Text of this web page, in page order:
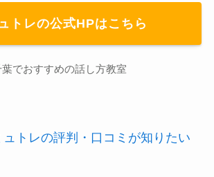
トレの公式HPはこちら
葉でおすすめの話し方教室
ュトレの評判・口コミが知りたい